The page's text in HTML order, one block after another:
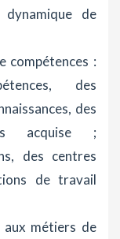
de
compétences :
des
des
acquise ;
des centres
de travail
aux métiers de